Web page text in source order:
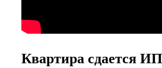
Квартира сдается